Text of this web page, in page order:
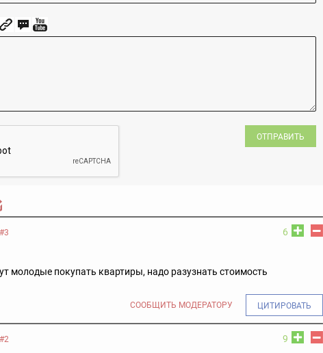
ОТПРАВИТЬ
6
#3
молодые покупать квартиры, надо разузнать стоимость
СООБЩИТЬ МОДЕРАТОРУ ЦИТИРОВАТЬ
9
#2